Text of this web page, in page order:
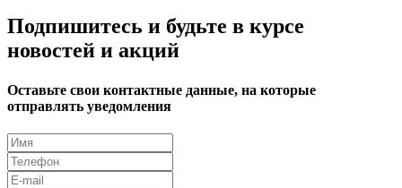
Подпишитесь и будьте в курсе
новостей и акций
Оставьте свои контактные данные, на которые
отправлять уведомления